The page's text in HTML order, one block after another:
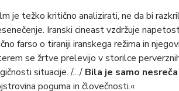
je težko kritično analizirati, ne da bi
Iranski cineast vzdržuje
farso o tiraniji iranskega režima in
se žrtve prelevijo v storilce
situacije. /…/ Bila je samo nesreča
poguma in človečnosti.«